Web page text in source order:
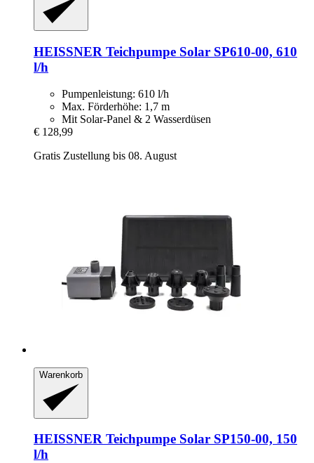
HEISSNER Teichpumpe Solar SP610-​00, 610
l/h
Pumpenleistung: 610 l/h
Max. Förderhöhe: 1,7 m
Mit Solar-Panel & 2 Wasserdüsen
€ 128,99
Gratis Zustellung bis 08. August
Warenkorb
HEISSNER Teichpumpe Solar SP150-​00, 150
l/h